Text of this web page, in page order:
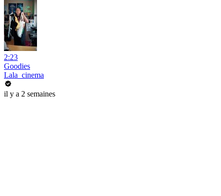
2:23
Goodies
Lala_cinema
il y a 2 semaines